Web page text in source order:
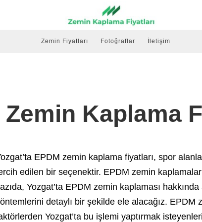
Zemin Fiyatları Fotoğraflar İletişim
Kaplama
EPDM zemin kaplama fiyatları, spor
edilen bir seçenektir. EPDM zemin
Yozgat’ta EPDM zemin kaplaması
detaylı bir şekilde ele alacağız. EPDM
Yozgat’ta bu işlemi yaptırmak